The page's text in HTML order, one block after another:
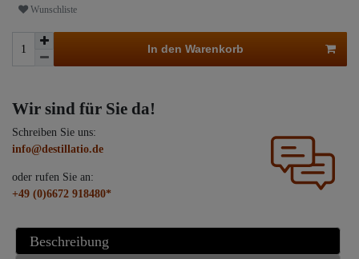
Wunschliste
In den Warenkorb
Wir sind für Sie da!
Schreiben Sie uns:
info@destillatio.de
oder rufen Sie an:
+49 (0)6672 918480*
Beschreibung